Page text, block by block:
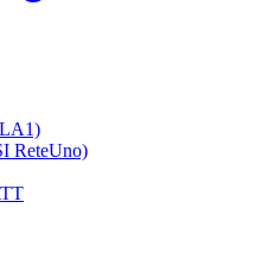
LA1)
ReteUno)